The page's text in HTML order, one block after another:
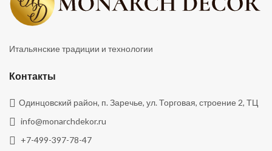
Итальянские традиции и технологии
Контакты
Одинцовский район, п. Заречье, ул. Торговая, строение 2, ТЦ
info@monarchdekor.ru
+7-499-397-78-47